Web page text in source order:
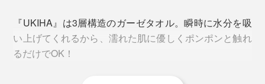
『UKIHA』は3層構造のガーゼタオル。瞬時に水分を吸
い上げてくれるから、濡れた肌に優しくポンポンと触れ
るだけでOK！